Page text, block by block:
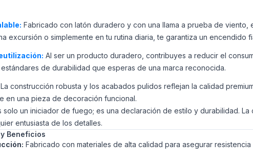
Fabricado con latón duradero y con una llama a prueba de
excursión o simplemente en tu rutina diaria, te garantiza un encendido
Al ser un producto duradero, contribuyes a reducir el
de durabilidad que esperas de una marca reconocida.
La construcción robusta y los acabados pulidos reflejan la calidad
en una pieza de decoración funcional.
solo un iniciador de fuego; es una declaración de estilo y durabilidad.
entusiasta de los detalles.
Beneficios
Fabricado con materiales de alta calidad para asegurar